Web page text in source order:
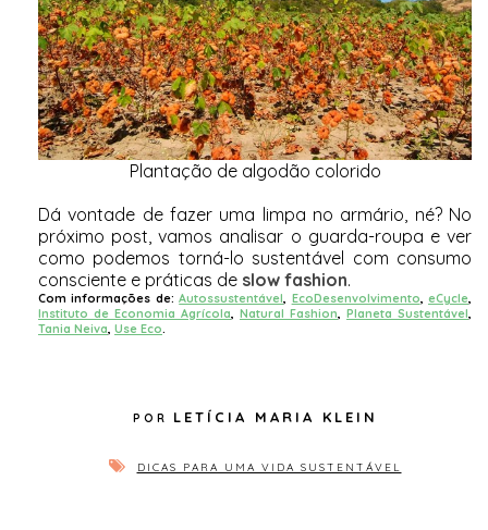
Plantação de algodão colorido
Dá vontade de fazer uma limpa no armário, né? No
próximo post, vamos analisar o guarda-roupa e ver
como podemos torná-lo sustentável com consumo
consciente e práticas de slow fashion.
Com informações de:Autossustentável EcoDesenvolvimento ,eCycle
Instituto de Economia Agrícola
Natural Fashion Planeta Sustentável
Tania Neiva Use Eco.
LETÍCIA MARIA KLEIN
DICAS PARA UMA VIDA SUSTENTÁVEL